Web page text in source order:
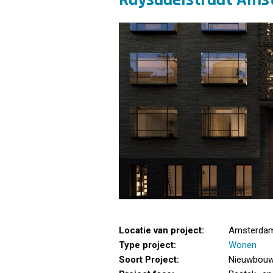
Locatie van project:
Type project:
Wonen
Soort Project: